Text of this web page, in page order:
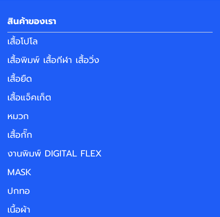
สินค้าของเรา
เสื้อโปโล
เสื้อพิมพ์ เสื้อกีฬา เสื้อวิ่ง
เสื้อยืด
เสื้อแจ็คเก็ต
หมวก
เสื้อกั๊ก
งานพิมพ์ DIGITAL FLEX
MASK
ปกทอ
เนื้อผ้า